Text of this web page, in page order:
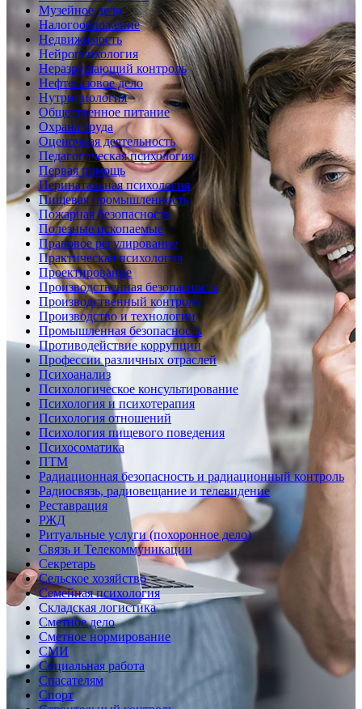
Музейное дело
Налогообложение
Недвижимость
Нейропсихология
Неразрушающий контроль
Нефтегазовое дело
Нутрициология
Общественное питание
Охрана труда
Оценочная деятельность
Педагогическая психология
Первая помощь
Перинатальная психология
Пищевая промышленность
Пожарная безопасность
Полезные ископаемые
Правовое регулирование
Практическая психология
Проектирование
Производственная безопасность
Производственный контроль
Производство и технологии
Промышленная безопасность
Противодействие коррупции
Профессии различных отраслей
Психоанализ
Психологическое консультирование
Психология и психотерапия
Психология отношений
Психология пищевого поведения
Психосоматика
ПТМ
Радиационная безопасность и радиационный контроль
Радиосвязь, радиовещание и телевидение
Реставрация
РЖД
Ритуальные услуги (похоронное дело)
Связь и Телекоммуникации
Секретарь
Сельское хозяйство
Семейная психология
Складская логистика
Сметное дело
Сметное нормирование
СМИ
Социальная работа
Спасателям
Спорт